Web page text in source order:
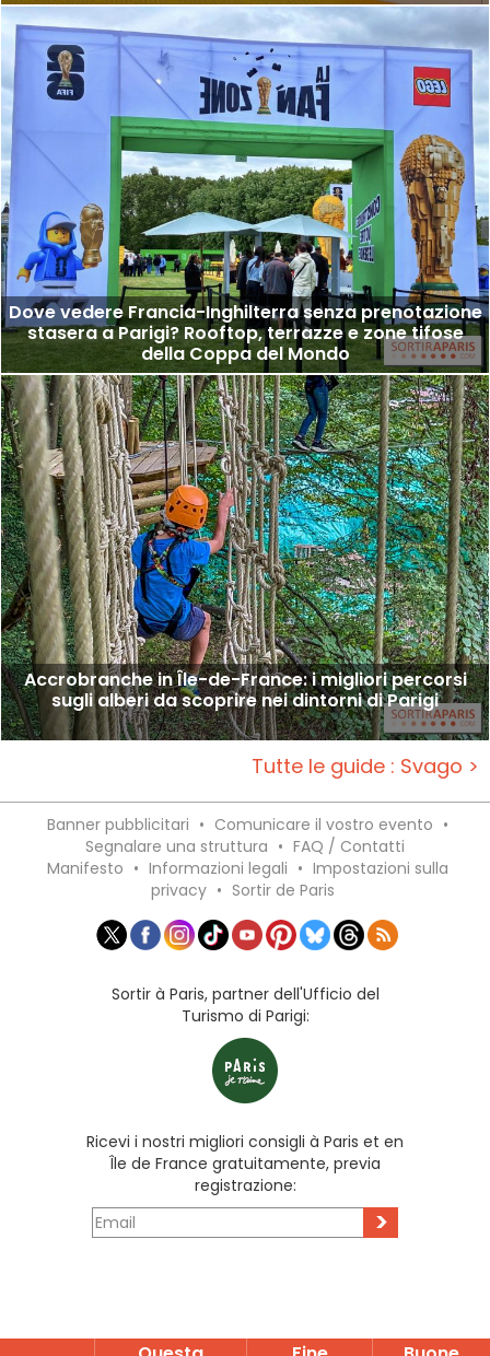
Dove vedere Francia-Inghilterra senza prenotazione
stasera a Parigi? Rooftop, terrazze e zone tifose
della Coppa del Mondo
Accrobranche in Île-de-France: i migliori percorsi
sugli alberi da scoprire nei dintorni di Parigi
Tutte le guide : Svago >
Banner pubblicitari • Comunicare il vostro evento •
Segnalare una struttura • FAQ / Contatti
Manifesto • Informazioni legali • Impostazioni sulla
privacy • Sortir de Paris
Sortir à Paris, partner dell'Ufficio del
Turismo di Parigi:
Ricevi i nostri migliori consigli à Paris et en
Île de France gratuitamente, previa
registrazione:
>